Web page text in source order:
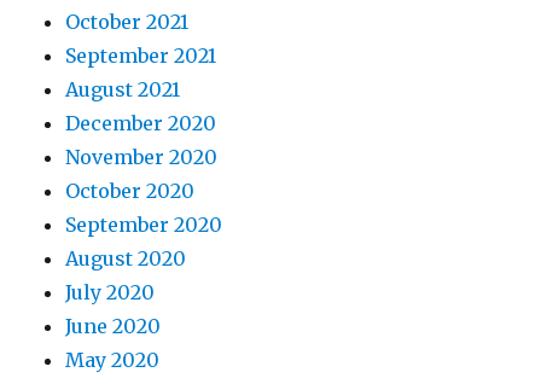
October 2021
September 2021
August 2021
December 2020
November 2020
October 2020
September 2020
August 2020
July 2020
June 2020
May 2020